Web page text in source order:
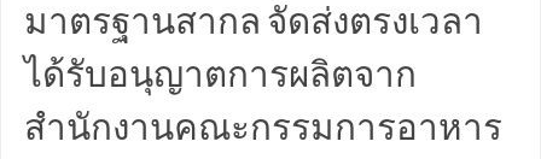
มาตรฐานสากล จัดส่งตรงเวลา
ได้รับอนุญาตการผลิตจาก
สำนักงานคณะกรรมการอาหาร